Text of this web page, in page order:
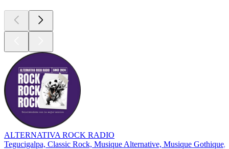
ALTERNATIVA ROCK RADIO
Tegucigalpa, Classic Rock, Musique Alternative, Musique Gothique,